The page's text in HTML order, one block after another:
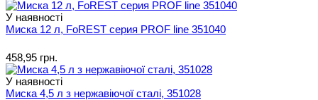
У наявності
Миска 12 л, FoREST серия PROF line 351040
458,95 грн.
У наявності
Миска 4,5 л з нержавіючої сталі, 351028